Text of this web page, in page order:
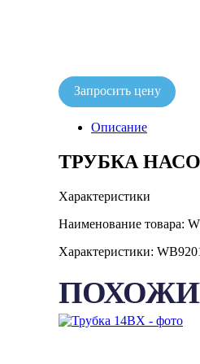
Запросить цену
Описание
ТРУБКА
Характеристики
Наименование товара:
Характеристики: